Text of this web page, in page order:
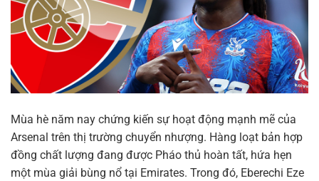
Mùa hè năm nay chứng kiến sự hoạt động mạnh mẽ của
Arsenal trên thị trường chuyển nhượng. Hàng loạt bản hợp
đồng chất lượng đang được Pháo thủ hoàn tất, hứa hẹn
một mùa giải bùng nổ tại Emirates. Trong đó, Eberechi Eze